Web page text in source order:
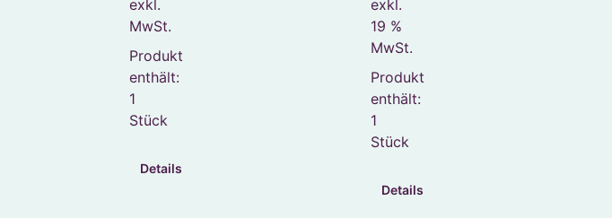
exkl.
MwSt.
Produkt
enthält:
1
Stück
Details
exkl.
19 %
MwSt.
Produkt
enthält:
1
Stück
Details